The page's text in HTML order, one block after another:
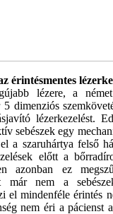
érintésmentes
lézere, a német
dimenziós
lézerkezelést.
sebészek egy
a szaruhártya felső
előtt a
azonban ez
már nem a
el mindenféle érintés
nem éri a pácienst